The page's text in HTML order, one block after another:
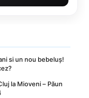
si un nou bebeluș!
la Mioveni – Păun